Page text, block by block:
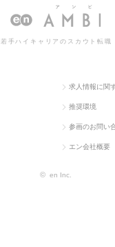
理
若手ハイキャリアのスカウト転職
求人情報に関
推奨環境
参画のお問い
エン会社概要
© en Inc.